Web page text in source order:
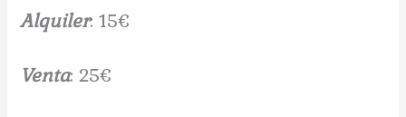
Alquiler: 15€
Venta: 25€